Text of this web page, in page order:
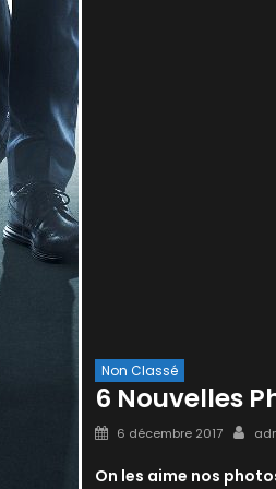
Non Classé
6 Nouvelles
Posted
6 décembre 2017
On les aime nos